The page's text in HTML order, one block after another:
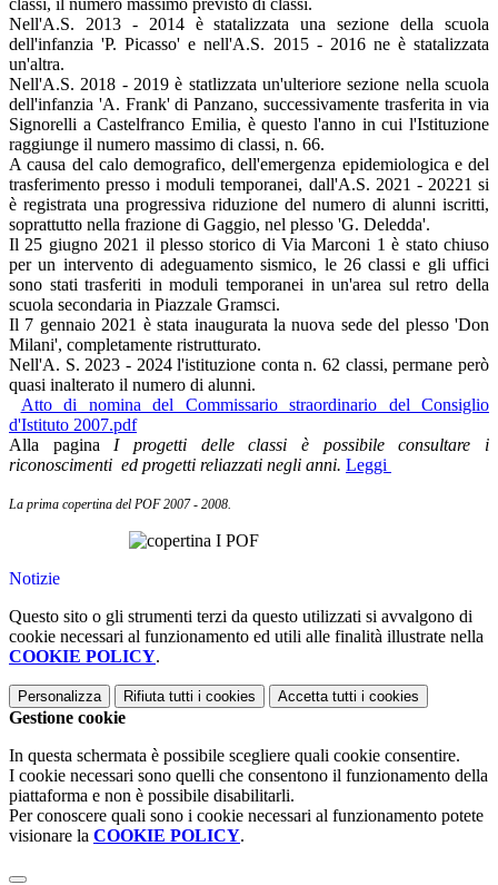
classi, il numero massimo previsto di classi.
Nell'A.S. 2013 - 2014 è statalizzata una sezione della scuola
dell'infanzia 'P. Picasso' e nell'A.S. 2015 - 2016 ne è statalizzata
un'altra.
Nell'A.S. 2018 - 2019 è statlizzata un'ulteriore sezione nella scuola
dell'infanzia 'A. Frank' di Panzano, successivamente trasferita in via
Signorelli a Castelfranco Emilia, è questo l'anno in cui l'Istituzione
raggiunge il numero massimo di classi, n. 66.
A causa del calo demografico, dell'emergenza epidemiologica e del
trasferimento presso i moduli temporanei, dall'A.S. 2021 - 20221 si
è registrata una progressiva riduzione del numero di alunni iscritti,
soprattutto nella frazione di Gaggio, nel plesso 'G. Deledda'.
Il 25 giugno 2021 il plesso storico di Via Marconi 1 è stato chiuso
per un intervento di adeguamento sismico, le 26 classi e gli uffici
sono stati trasferiti in moduli temporanei in un'area sul retro della
scuola secondaria in Piazzale Gramsci.
Il 7 gennaio 2021 è stata inaugurata la nuova sede del plesso 'Don
Milani', completamente ristrutturato.
Nell'A. S. 2023 - 2024 l'istituzione conta n. 62 classi, permane però
quasi inalterato il numero di alunni.
Atto di nomina del Commissario straordinario del Consiglio
d'Istituto 2007.pdf
Alla pagina I progetti delle classi è possibile consultare i
riconoscimenti ed progetti reliazzati negli anni. Leggi
La prima copertina del POF 2007 - 2008.
Notizie
Questo sito o gli strumenti terzi da questo utilizzati si avvalgono di
cookie necessari al funzionamento ed utili alle finalità illustrate nella
COOKIE POLICY.
Personalizza Rifiuta tutti i cookies Accetta tutti i cookies
Gestione cookie
In questa schermata è possibile scegliere quali cookie consentire.
I cookie necessari sono quelli che consentono il funzionamento della
piattaforma e non è possibile disabilitarli.
Per conoscere quali sono i cookie necessari al funzionamento potete
visionare la COOKIE POLICY.